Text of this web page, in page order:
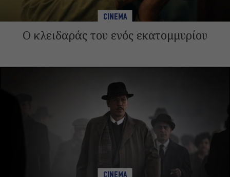
CINEMA
Ο κλειδαράς του ενός εκατομμυρίου